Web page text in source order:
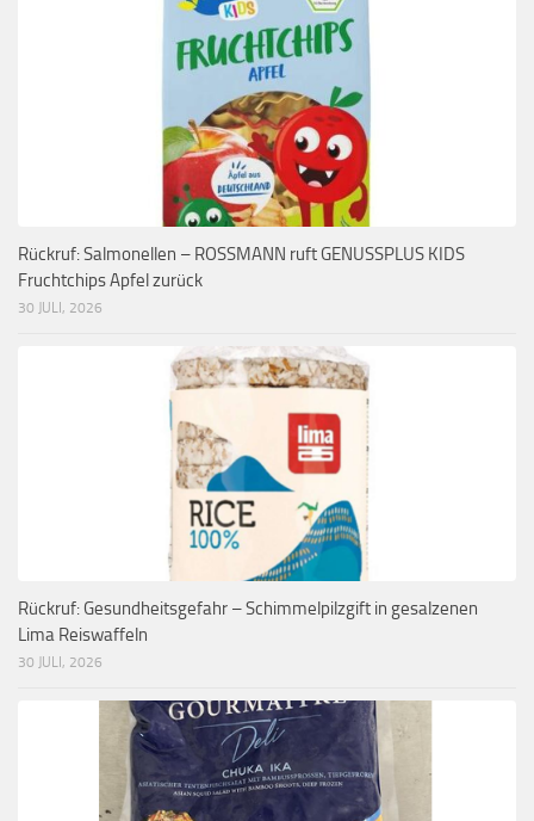
Rückruf: Salmonellen – ROSSMANN ruft GENUSSPLUS KIDS
Fruchtchips Apfel zurück
30 JULI, 2026
Rückruf: Gesundheitsgefahr – Schimmelpilzgift in gesalzenen
Lima Reiswaffeln
30 JULI, 2026